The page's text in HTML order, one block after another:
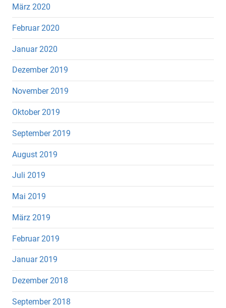
März 2020
Februar 2020
Januar 2020
Dezember 2019
November 2019
Oktober 2019
September 2019
August 2019
Juli 2019
Mai 2019
März 2019
Februar 2019
Januar 2019
Dezember 2018
September 2018